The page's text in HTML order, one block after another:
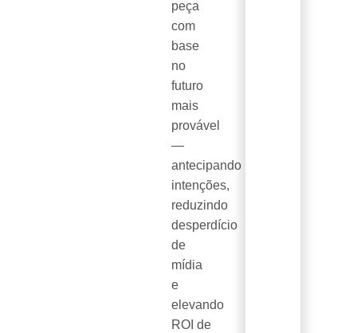
peça
com
base
no
futuro
mais
provável
—
antecipando
intenções,
reduzindo
desperdício
de
mídia
e
elevando
ROI de